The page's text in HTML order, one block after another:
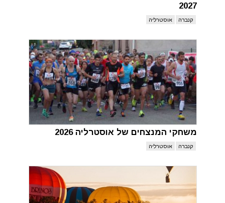
2027
קנברה אוסטרליה
משחקי המנצחים של אוסטרליה 2026
קנברה אוסטרליה